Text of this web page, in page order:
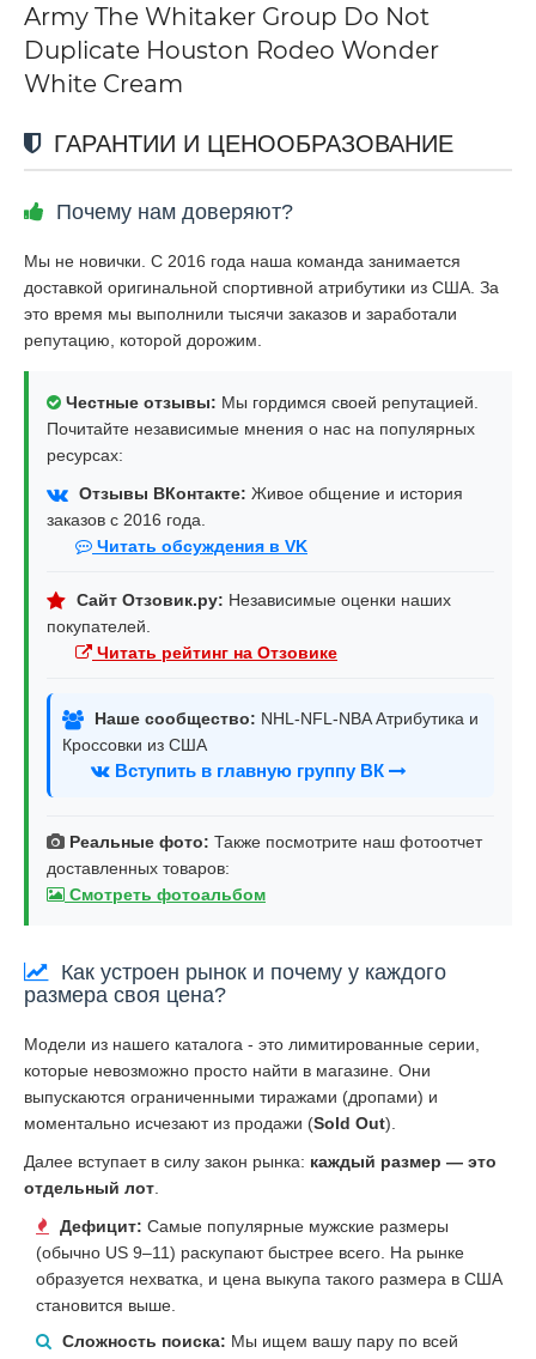
Army The Whitaker Group Do Not
Duplicate Houston Rodeo Wonder
White Cream
ГАРАНТИИ И ЦЕНООБРАЗОВАНИЕ
Почему нам доверяют?
Мы не новички. С 2016 года наша команда занимается
доставкой оригинальной спортивной атрибутики из США. За
это время мы выполнили тысячи заказов и заработали
репутацию, которой дорожим.
Честные отзывы: Мы гордимся своей репутацией.
Почитайте независимые мнения о нас на популярных
ресурсах:
Отзывы ВКонтакте: Живое общение и история
заказов с 2016 года.
Читать обсуждения в VK
Сайт Отзовик.ру: Независимые оценки наших
покупателей.
Читать рейтинг на Отзовике
Наше сообщество: NHL-NFL-NBA Атрибутика и
Кроссовки из США
Вступить в главную группу ВК
Реальные фото: Также посмотрите наш фотоотчет
доставленных товаров:
Смотреть фотоальбом
Как устроен рынок и почему у каждого
размера своя цена?
Модели из нашего каталога - это лимитированные серии,
которые невозможно просто найти в магазине. Они
выпускаются ограниченными тиражами (дропами) и
моментально исчезают из продажи (Sold Out).
Далее вступает в силу закон рынка: каждый размер — это
отдельный лот
Дефицит: Самые популярные мужские размеры
(обычно US 9–11) раскупают быстрее всего. На рынке
образуется нехватка, и цена выкупа такого размера в США
становится выше.
Сложность поиска: Мы ищем вашу пару по всей